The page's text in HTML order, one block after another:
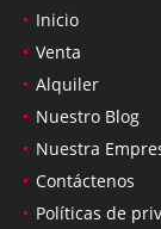
Inicio
Venta
Alquiler
Nuestro Blog
Nuestra
Contáctenos
Políticas de